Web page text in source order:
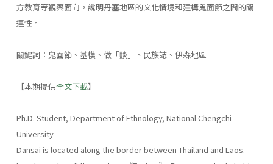
方教育等觀察面向，說明丹塞地區的文化情境和建構鬼面節之間的關
連性。
關鍵詞：鬼面節、基模、做「賧」、民族誌、伊森地區
【本期提供全文下載】
Ph.D. Student, Department of Ethnology, National Chengchi
University
Dansai is located along the border between Thailand and Laos.